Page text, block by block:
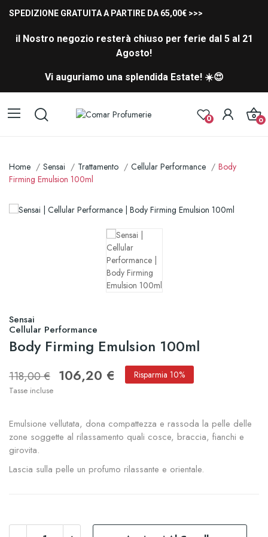
SPEDIZIONE GRATUITA A PARTIRE DA 65,00€ >>>
il Nostro negozio resterà chiuso per ferie dal 5 al 21
Agosto!
Vi auguriamo una splendida Estate! ☀️😍
0 0
Home Sensai Trattamento Cellular Performance
Body
Firming Emulsion 100ml
Sensai
Cellular Performance
Body Firming Emulsion 100ml
118,00 € 106,20 € Risparmia 10%
Tasse incluse
Emulsione vellutata, dona compattezza e rassoda la pelle delle
zone soggette al rilassamento quali cosce, braccia, fianchi e
girovita.
Lascia sulla pelle un profumo rilassante e orientale.